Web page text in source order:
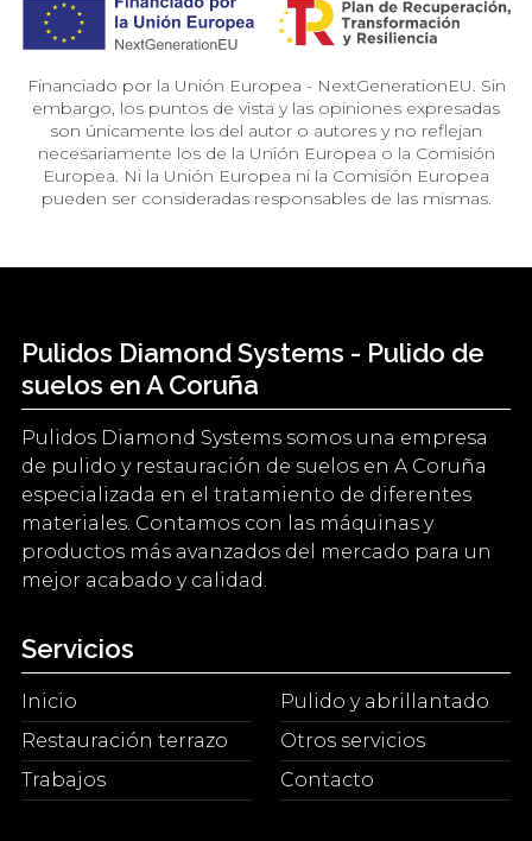
Financiado por la Unión Europea - NextGenerationEU. Sin
embargo, los puntos de vista y las opiniones expresadas
son únicamente los del autor o autores y no reflejan
necesariamente los de la Unión Europea o la Comisión
Europea. Ni la Unión Europea ni la Comisión Europea
pueden ser consideradas responsables de las mismas.
Pulidos Diamond Systems - Pulido de
suelos en A Coruña
Pulidos Diamond Systems somos una empresa
de pulido y restauración de suelos en A Coruña
especializada en el tratamiento de diferentes
materiales. Contamos con las máquinas y
productos más avanzados del mercado para un
mejor acabado y calidad.
Servicios
Inicio
Pulido y abrillantado
Restauración terrazo
Otros servicios
Trabajos
Contacto